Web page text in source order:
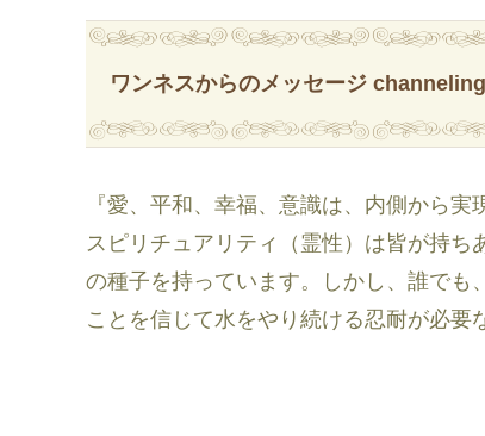
ワンネスからのメッセージ
『愛、平和、幸福、意識は、内側から実
スピリチュアリティ（霊性）は皆が持
の種子を持っています。しかし、誰でも
ことを信じて水をやり続ける忍耐が必要